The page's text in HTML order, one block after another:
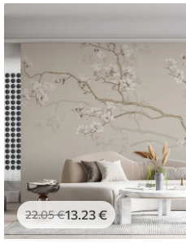
22.05€13.23€